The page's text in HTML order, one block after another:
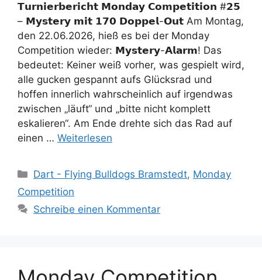
𝗧𝘂𝗿𝗻𝗶𝗲𝗿𝗯𝗲𝗿𝗶𝗰𝗵𝘁 𝗠𝗼𝗻𝗱𝗮𝘆 𝗖𝗼𝗺𝗽𝗲𝘁𝗶𝘁𝗶𝗼𝗻 #𝟮𝟱
– 𝗠𝘆𝘀𝘁𝗲𝗿𝘆 𝗺𝗶𝘁 𝟭𝟳𝟬 𝗗𝗼𝗽𝗽𝗲𝗹-𝗢𝘂𝘁 Am Montag,
den 22.06.2026, hieß es bei der Monday
Competition wieder: 𝗠𝘆𝘀𝘁𝗲𝗿𝘆-𝗔𝗹𝗮𝗿𝗺! Das
bedeutet: Keiner weiß vorher, was gespielt wird,
alle gucken gespannt aufs Glücksrad und
hoffen innerlich wahrscheinlich auf irgendwas
zwischen „läuft“ und „bitte nicht komplett
eskalieren“. Am Ende drehte sich das Rad auf
einen … Weiterlesen
Kategorien
Dart - Flying Bulldogs Bramstedt, Monday
Competition
Schreibe einen Kommentar